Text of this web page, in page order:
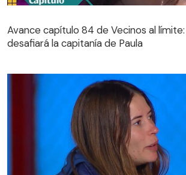
desafiará la capitanía de Paula
Avance capítulo 84 de Vecinos al
desafiará la capitanía de Paula